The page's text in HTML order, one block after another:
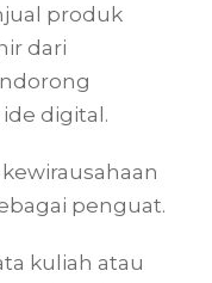
produk
dari
digital.
penguat.
kuliah atau